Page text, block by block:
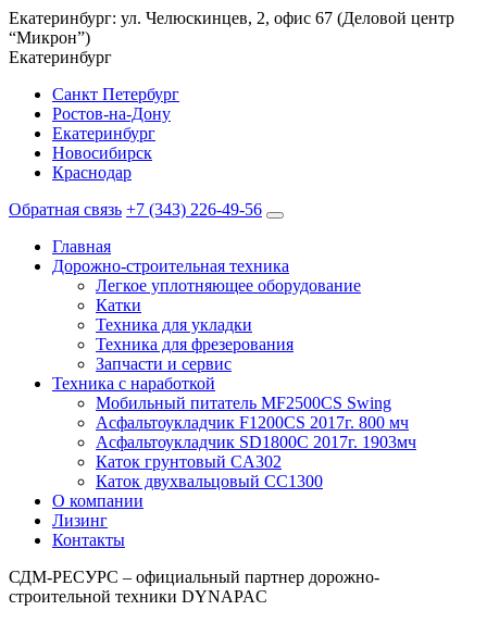
Екатеринбург: ул. Челюскинцев, 2, офис 67 (Деловой центр
“Микрон”)
Екатеринбург
Санкт Петербург
Ростов-на-Дону
Екатеринбург
Новосибирск
Краснодар
Обратная связь +7 (343) 226-49-56
Главная
Дорожно-строительная техника
Легкое уплотняющее оборудование
Катки
Техника для укладки
Техника для фрезерования
Запчасти и сервис
Техника с наработкой
Мобильный питатель MF2500CS Swing
Асфальтоукладчик F1200CS 2017г. 800 мч
Асфальтоукладчик SD1800C 2017г. 1903мч
Каток грунтовый CA302
Каток двухвальцовый CC1300
О компании
Лизинг
Контакты
СДМ-РЕСУРС – официальный партнер дорожно-
строительной техники DYNAPAC